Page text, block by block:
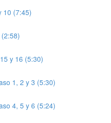
10 (7:45)
y 16 (5:30)
1, 2 y 3 (5:30)
4, 5 y 6 (5:24)